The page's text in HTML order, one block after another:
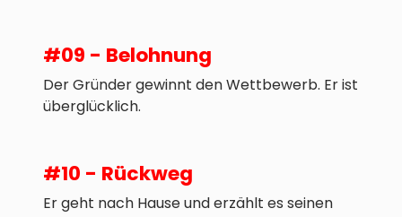
#09 - Belohnung
Der Gründer gewinnt den Wettbewerb. Er ist
überglücklich.
#10 - Rückweg
Er geht nach Hause und erzählt es seinen